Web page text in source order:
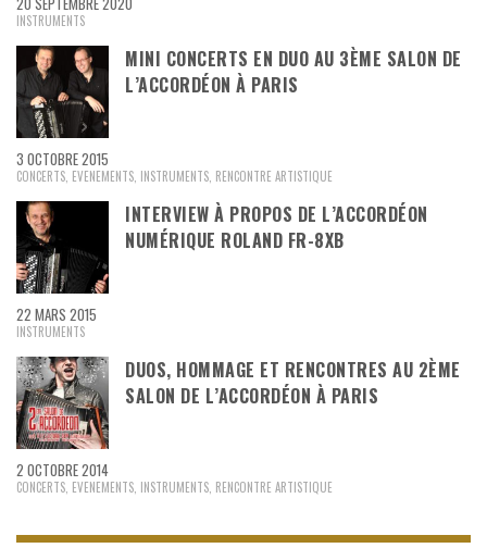
INSTRUMENTS
MINI CONCERTS EN DUO AU 3ÈME SALON DE
L’ACCORDÉON À PARIS
3 OCTOBRE 2015
CONCERTS, EVENEMENTS, INSTRUMENTS, RENCONTRE ARTISTIQUE
INTERVIEW À PROPOS DE L’ACCORDÉON
NUMÉRIQUE ROLAND FR-8XB
22 MARS 2015
INSTRUMENTS
DUOS, HOMMAGE ET RENCONTRES AU 2ÈME
SALON DE L’ACCORDÉON À PARIS
2 OCTOBRE 2014
CONCERTS, EVENEMENTS, INSTRUMENTS, RENCONTRE ARTISTIQUE